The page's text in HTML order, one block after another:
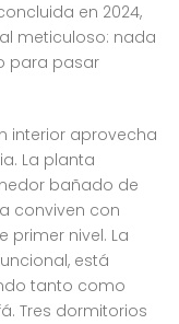
en 2024,
meticuloso: nada
para pasar
interior aprovecha
La planta
bañado de
conviven con
nivel. La
está
tanto como
Tres dormitorios